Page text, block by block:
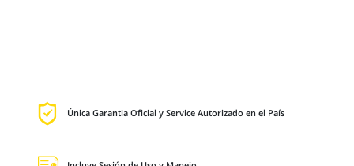
Única Garantia Oficial y Service Autorizado en el País